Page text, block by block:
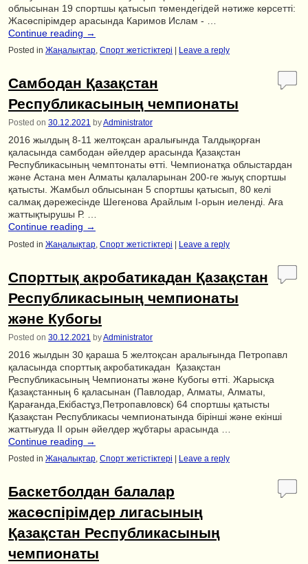
облысынан 19 спортшы қатысып төмендегідей нәтиже көрсетті:
Жасөспірімдер арасында Каримов Ислам - …
Continue reading →
Posted in Жаңалықтар Спорт жетістіктері Leave a reply
Самбодан Қазақстан
Республикасының чемпионаты
Posted on 30.12.2021 byAdministrator
2016 жылдың 8-11 желтоқсан аралығында Талдықорған
қаласында самбодан әйелдер арасында Қазақстан
Республикасының чемптонаты өтті. Чемпионатқа облыстардан
және Астана мен Алматы қалаларынан 200-ге жыуқ спортшы
қатысты. Жамбыл облысынан 5 спортшы қатысып, 80 келі
салмақ дәрежесінде Шегенова Арайлым I-орын иеленді. Аға
жаттықтырушы Р. …
Continue reading →
Posted in Жаңалықтар Спорт жетістіктері Leave a reply
Спорттық акробатикадан Қазақстан
Республикасының чемпионаты
және Кубогы
Posted on 30.12.2021 byAdministrator
2016 жылдын 30 қараша 5 желтоқсан аралығында Петропавл
қаласында спорттық акробатикадан Қазақстан
Республикасының Чемпионаты және Кубогы өтті. Жарысқа
Қазақстанның 6 қаласынан (Павлодар, Алматы, Алматы,
Қарағанда,Екібастұз,Петропавловск) 64 спортшы қатысты
Қазақстан Республикасы чемпионатында бірінші және екінші
жаттығуда II орын әйелдер жұбтары арасында …
Continue reading →
Posted in Жаңалықтар, Спорт жетістіктері Leave a reply
Баскетболдан балалар
жасөспірімдер лигасының
Қазақстан Республикасының
чемпионаты